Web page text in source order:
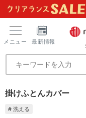
メニュー 最新情報
掛けふとんカバー
# 洗える